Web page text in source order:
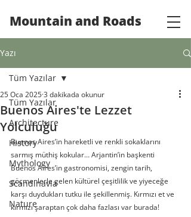
Mountain and Roads
Yazı
Tüm Yazılar
Architecture
History
Mythology
Scandinavia
Nature
Tüm Yazılar
Buenos Aires'te Lezzet
Yolculuğu
25 Oca 20253 dakikada okunur
Buenos Aires’in hareketli ve renkli sokaklarını
sarmış müthiş kokular… Arjantin’in başkenti
Buenos Aires’in gastronomisi, zengin tarih,
göçmenlerle gelen kültürel çeşitlilik ve yiyeceğe
karşı duydukları tutku ile şekillenmiş. Kırmızı et ve
kırmızı şaraptan çok daha fazlası var burada!